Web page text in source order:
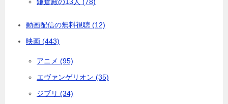
動画配信の無料視聴 (12)
映画 (443)
アニメ (95)
エヴァンゲリオン (35)
ジブリ (34)